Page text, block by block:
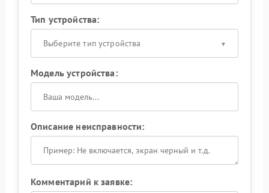
Тип устройства:
Выберите тип устройства
Модель устройства:
Описание неисправности:
Комментарий к заявке: